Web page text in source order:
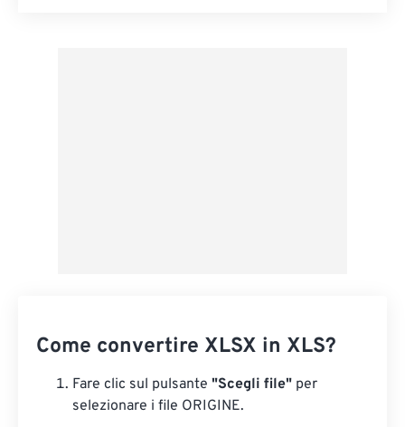
Come convertire XLSX in XLS?
Fare clic sul pulsante "Scegli file" per
selezionare i file ORIGINE.